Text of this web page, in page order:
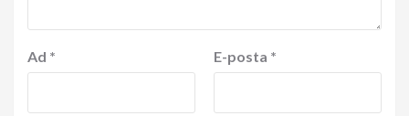
Ad * E-posta *